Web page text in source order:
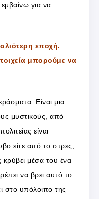
για να
εποχή.
μπορούμε να
Είναι μια
μυστικούς, από
είναι
είτε από το στρες,
μέσα του ένα
να βρει αυτό το
στο υπόλοιπο της